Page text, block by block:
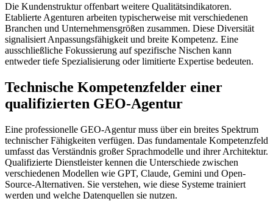
Die Kundenstruktur offenbart weitere Qualitätsindikatoren.
Etablierte Agenturen arbeiten typischerweise mit verschiedenen
Branchen und Unternehmensgrößen zusammen. Diese Diversität
signalisiert Anpassungsfähigkeit und breite Kompetenz. Eine
ausschließliche Fokussierung auf spezifische Nischen kann
entweder tiefe Spezialisierung oder limitierte Expertise bedeuten.
Technische Kompetenzfelder einer
qualifizierten GEO-Agentur
Eine professionelle GEO-Agentur muss über ein breites Spektrum
technischer Fähigkeiten verfügen. Das fundamentale Kompetenzfeld
umfasst das Verständnis großer Sprachmodelle und ihrer Architektur.
Qualifizierte Dienstleister kennen die Unterschiede zwischen
verschiedenen Modellen wie GPT, Claude, Gemini und Open-
Source-Alternativen. Sie verstehen, wie diese Systeme trainiert
werden und welche Datenquellen sie nutzen.